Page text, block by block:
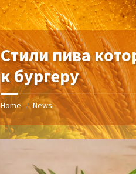
Стили пива
к бургеру
Home / News